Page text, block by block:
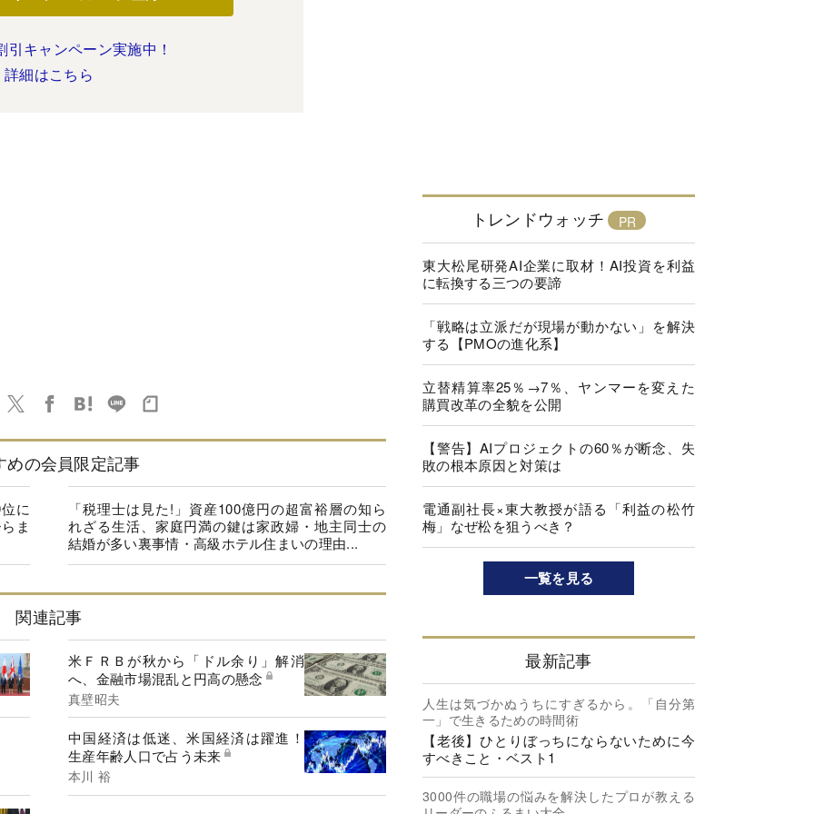
引キャンペーン実施中！
詳細はこちら
めの会員限定記事
に
ま
「税理士は見た!」資産100億円の超富裕層の知ら
れざる生活、家庭円満の鍵は家政婦・地主同士の
結婚が多い裏事情・高級ホテル住まいの理由...
関連記事
米ＦＲＢが秋から「ドル余り」解消
へ、金融市場混乱と円高の懸念
真壁昭夫
中国経済は低迷、米国経済は躍進！
生産年齢人口で占う未来
本川 裕
トレンドウォッチ
東大松尾研発AI企業に取材！AI投資を利益
に転換する三つの要諦
「戦略は立派だが現場が動かない」を解決
する【PMOの進化系】
立替精算率25％→7％、ヤンマーを変えた
購買改革の全貌を公開
【警告】AIプロジェクトの60％が断念、失
敗の根本原因と対策は
電通副社長×東大教授が語る「利益の松竹
梅」なぜ松を狙うべき？
一覧を見る
最新記事
人生は気づかぬうちにすぎるから。「自分第
一」で生きるための時間術
【老後】ひとりぼっちにならないために今
すべきこと・ベスト1
3000件の職場の悩みを解決したプロが教える